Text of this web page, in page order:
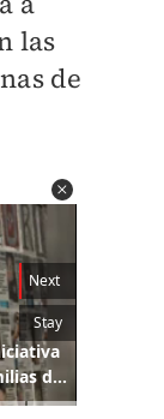
las
de